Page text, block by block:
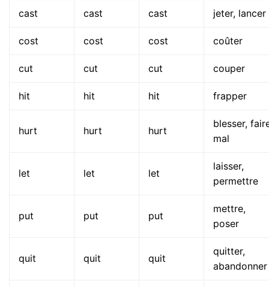
cast cast cast jeter, lancer
cost cost cost coûter
cut cut cut couper
hit hit hit frapper
hurt hurt hurt
blesser,
mal
let let let
laisser,
permettre
put put put
mettre,
poser
quit quit quit
quitter,
abandonner